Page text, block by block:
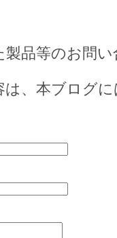
品等のお問
は、本ブログ